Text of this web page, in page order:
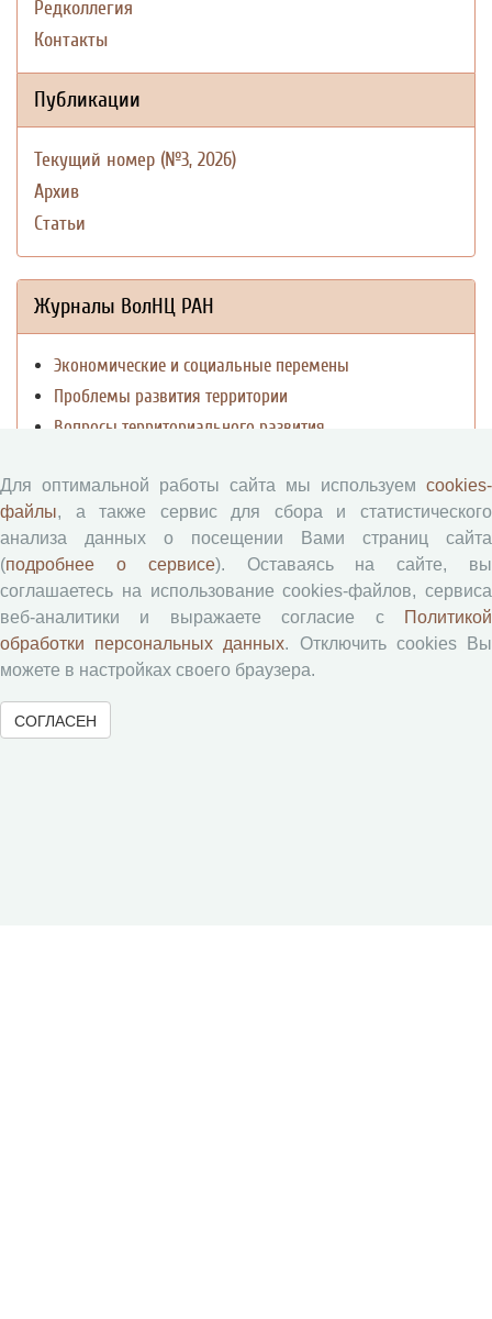
Редколлегия
Контакты
Публикации
Текущий номер (№3, 2026)
Архив
Статьи
Журналы ВолНЦ РАН
Экономические и социальные перемены
Проблемы развития территории
Вопросы территориального развития
Юный экономист
АгроЗооТехника
Для оптимальной работы сайта мы используем cookies-
файлы, а также сервис для сбора и статистического
анализа данных о посещении Вами страниц сайта
(подробнее о сервисе). Оставаясь на сайте, вы
соглашаетесь на использование cookies-файлов, сервиса
веб-аналитики и выражаете согласие с
Политикой
обработки персональных данных. Отключить cookies Вы
можете в настройках своего браузера.
СОГЛАСЕН
© 2000-2026 Вологодский научный центр Российской
академии наук